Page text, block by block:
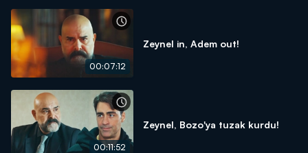
00:07:12
Zeynel in, Adem out!
00:11:52
Zeynel, Bozo'ya tuzak kurdu!